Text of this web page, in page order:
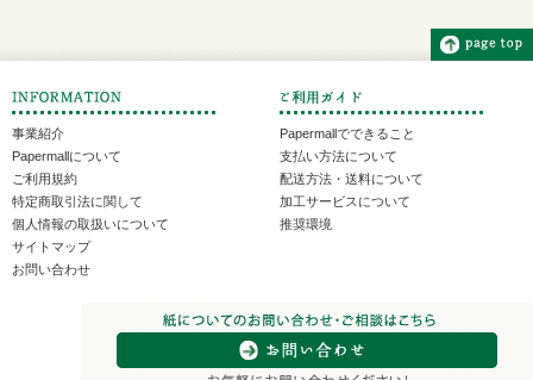
事業紹介
Papermallについて
ご利用規約
特定商取引法に関して
個人情報の取扱いについて
サイトマップ
お問い合わせ
Papermallでできること
支払い方法について
配送方法・送料について
加工サービスについて
推奨環境